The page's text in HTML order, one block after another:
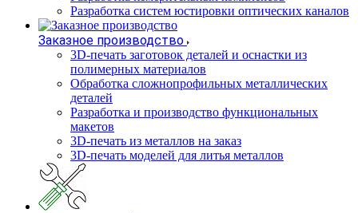
Разработка систем юстировки оптических каналов
Заказное производство
3D-печать заготовок деталей и оснастки из
полимерных материалов
Обработка сложнопрофильных металлических
деталей
Разработка и производство функциональных
макетов
3D-печать из металлов на заказ
3D-печать моделей для литья металлов